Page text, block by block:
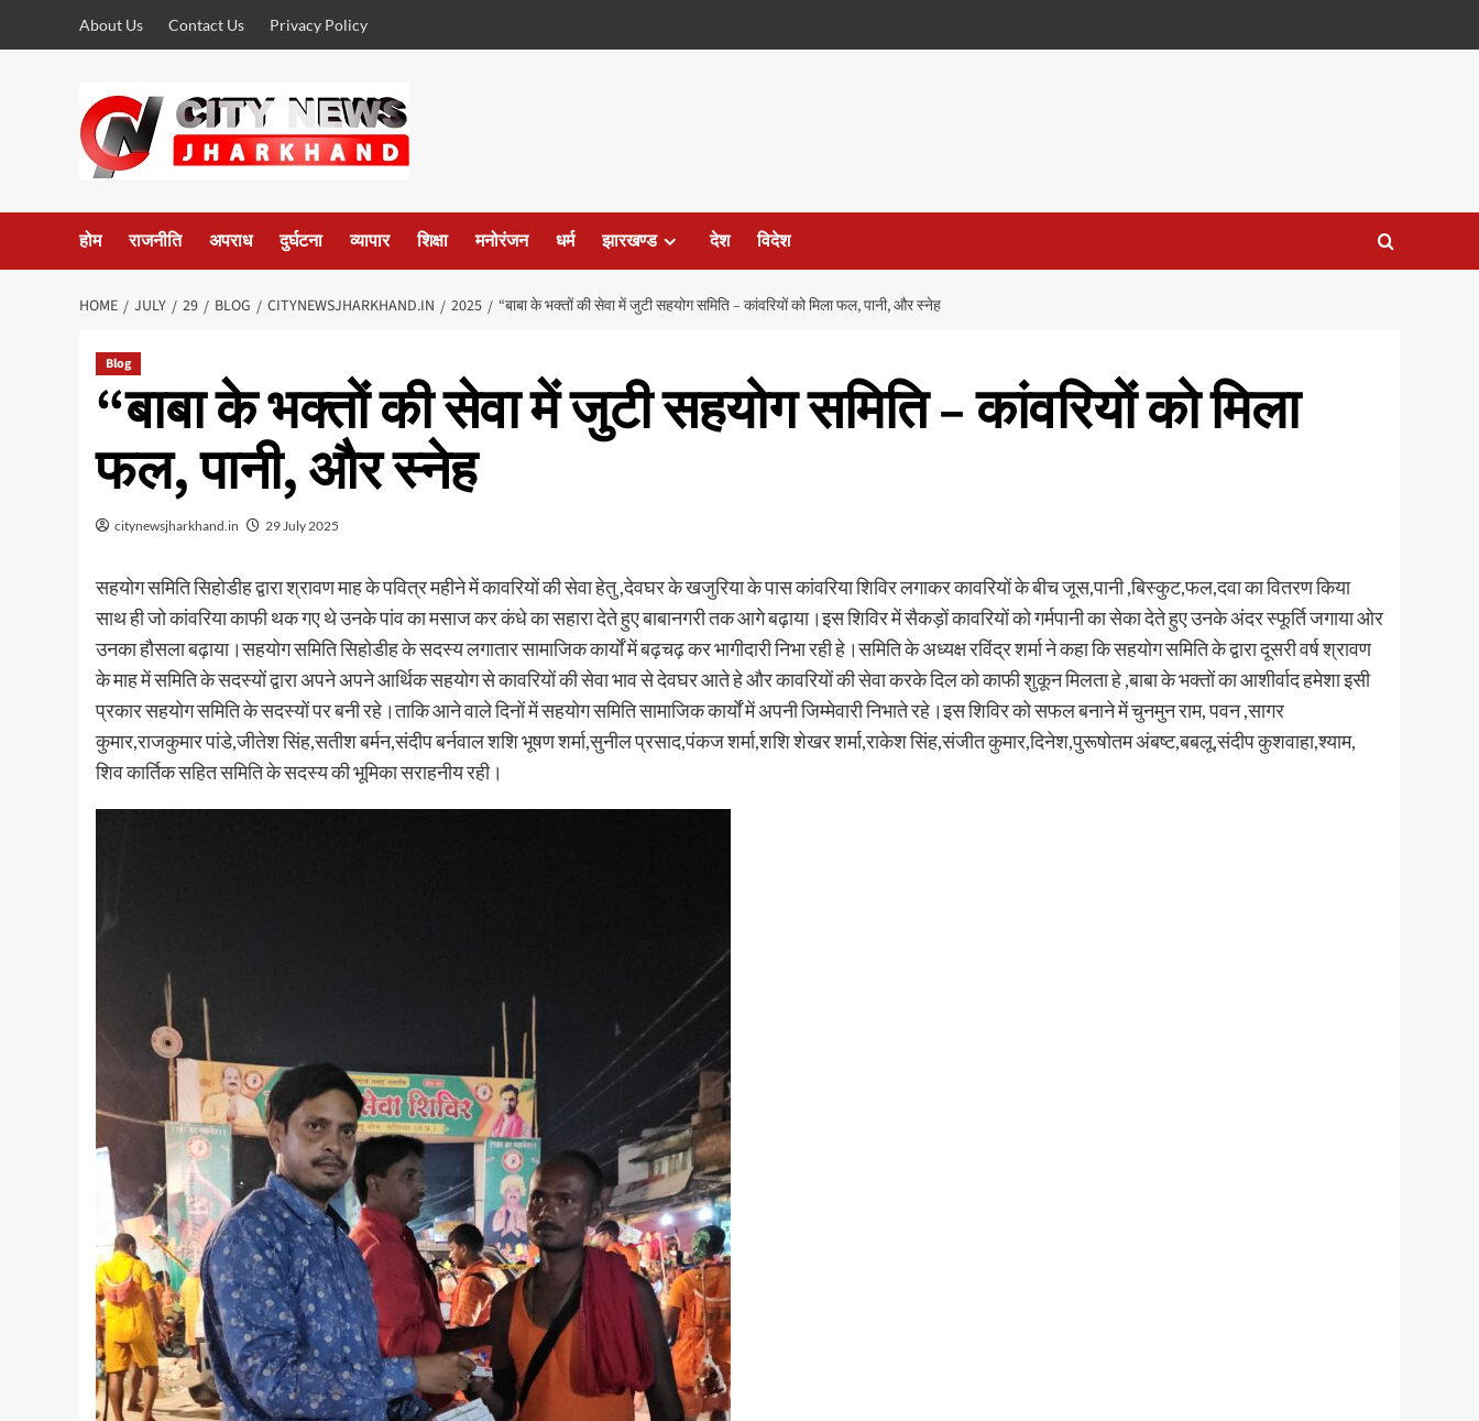
About Us Contact Us Privacy Policy
होम राजनीति अपराध दुर्घटना व्यापार शिक्षा मनोरंजन धर्म झारखण्ड देश विदेश
HOME JULY 29 BLOG CITYNEWSJHARKHAND.IN 2025 “बाबा के भक्तों की सेवा में जुटी सहयोग समिति – कांवरियों को मिला फल, पानी, और स्नेह
Blog
“बाबा के भक्तों की सेवा में जुटी सहयोग समिति – कांवरियों को मिला
फल, पानी, और स्नेह
citynewsjharkhand.in 29 July 2025
सहयोग समिति सिहोडीह द्वारा श्रावण माह के पवित्र महीने में कावरियों की सेवा हेतु ,देवघर के खजुरिया के पास कांवरिया शिविर लगाकर कावरियों के बीच जूस,पानी ,बिस्कुट,फल,दवा का वितरण किया
साथ ही जो कांवरिया काफी थक गए थे उनके पांव का मसाज कर कंधे का सहारा देते हुए बाबानगरी तक आगे बढ़ाया।इस शिविर में सैकड़ों कावरियों को गर्मपानी का सेका देते हुए उनके अंदर स्फूर्ति जगाया ओर
उनका हौसला बढ़ाया।सहयोग समिति सिहोडीह के सदस्य लगातार सामाजिक कार्यों में बढ़चढ़ कर भागीदारी निभा रही हे।समिति के अध्यक्ष रविंद्र शर्मा ने कहा कि सहयोग समिति के द्वारा दूसरी वर्ष श्रावण
के माह में समिति के सदस्यों द्वारा अपने अपने आर्थिक सहयोग से कावरियों की सेवा भाव से देवघर आते हे और कावरियों की सेवा करके दिल को काफी शुकून मिलता हे ,बाबा के भक्तों का आशीर्वाद हमेशा इसी
प्रकार सहयोग समिति के सदस्यों पर बनी रहे।ताकि आने वाले दिनों में सहयोग समिति सामाजिक कार्यों में अपनी जिम्मेवारी निभाते रहे।इस शिविर को सफल बनाने में चुनमुन राम, पवन ,सागर
कुमार,राजकुमार पांडे,जीतेश सिंह,सतीश बर्मन,संदीप बर्नवाल शशि भूषण शर्मा,सुनील प्रसाद,पंकज शर्मा,शशि शेखर शर्मा,राकेश सिंह,संजीत कुमार,दिनेश,पुरूषोतम अंबष्ट,बबलू,संदीप कुशवाहा,श्याम,
शिव कार्तिक सहित समिति के सदस्य की भूमिका सराहनीय रही।